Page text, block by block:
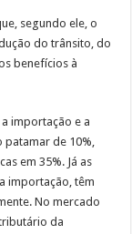
segundo ele, o
do trânsito, do
benefícios à
importação e a
patamar de 10%,
em 35%. Já as
importação, têm
No mercado
da